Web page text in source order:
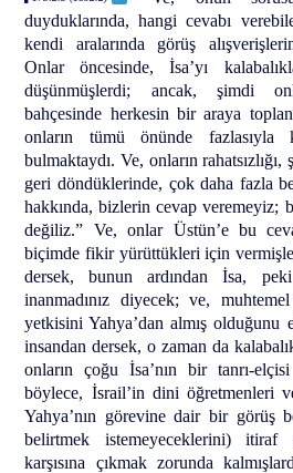
duyduklarında, hangi cevabı
kendi aralarında görüş
Onlar öncesinde, İsa’yı
düşünmüşlerdi; ancak, şimdi
bahçesinde herkesin bir araya
onların tümü önünde fazlasıyla
bulmaktaydı. Ve, onların rahatsızlığı,
geri döndüklerinde, çok daha fazla
hakkında, bizlerin cevap veremeyiz;
değiliz.” Ve, onlar Üstün’e bu
biçimde fikir yürüttükleri için
dersek, bunun ardından İsa,
inanmadınız diyecek; ve,
yetkisini Yahya’dan almış olduğunu
insandan dersek, o zaman da
onların çoğu İsa’nın bir tanrı-
böylece, İsrail’in dini öğretmenleri
Yahya’nın görevine dair bir görüş
belirtmek istemeyeceklerini)
karşısına çıkmak zorunda